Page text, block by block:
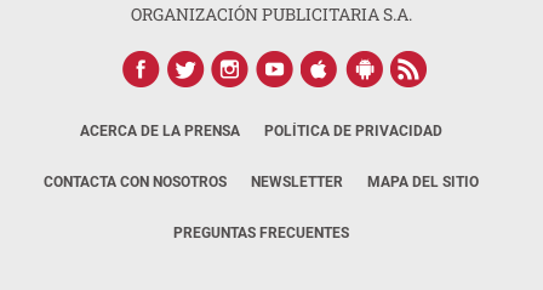
ORGANIZACIÓN PUBLICITARIA S.A.
ACERCA DE LA PRENSA POLÍTICA DE PRIVACIDAD
CONTACTA CON NOSOTROS NEWSLETTER MAPA DEL SITIO
PREGUNTAS FRECUENTES